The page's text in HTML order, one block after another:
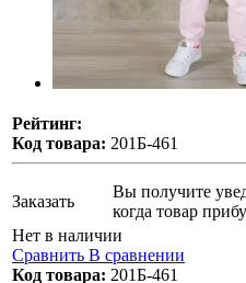
Рейтинг:
Код товара: 201Б-461
Заказать
Вы получите
когда товар
Нет в наличии
Сравнить В сравнении
Код товара: 201Б-461